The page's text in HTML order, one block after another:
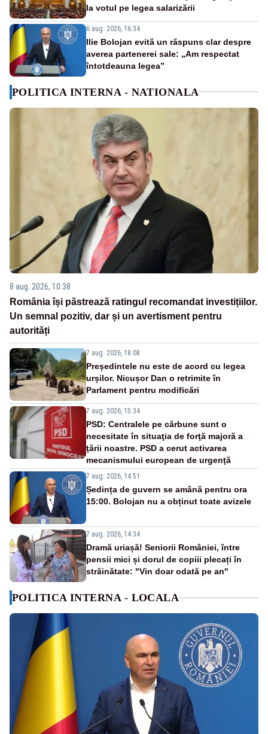
la votul pe legea salarizării
6 aug. 2026, 16:34
Ilie Bolojan evită un răspuns clar despre
averea partenerei sale: „Am respectat
întotdeauna legea”
POLITICA INTERNA - NATIONALA
8 aug. 2026, 10:38
România își păstrează ratingul recomandat investițiilor.
Un semnal pozitiv, dar și un avertisment pentru
autorități
7 aug. 2026, 18:08
Președintele nu este de acord cu legea
urșilor. Nicușor Dan o retrimite în
Parlament pentru modificări
7 aug. 2026, 15:34
PSD: Centralele pe cărbune sunt o
necesitate în situaţia de forţă majoră a
ţării noastre. PSD a cerut activarea
mecanismului european de urgenţă
7 aug. 2026, 14:51
Ședința de guvern se amână pentru ora
15:00. Bolojan nu a obținut toate avizele
7 aug. 2026, 14:34
Dramă uriașă! Seniorii României, între
pensii mici și dorul de copiii plecați în
străinătate: "Vin doar odată pe an"
POLITICA INTERNA - LOCALA